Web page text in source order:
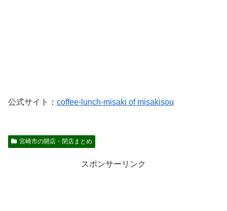
公式サイト： coffee-lunch-misaki of misakisou
宮崎市の開店・閉店まとめ
スポンサーリンク